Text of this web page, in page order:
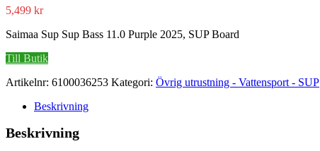
5,499 kr
Saimaa Sup Sup Bass 11.0 Purple 2025, SUP Board
Till Butik
Artikelnr: 6100036253 Kategori: Övrig utrustning - Vattensport - SUP
Beskrivning
Beskrivning